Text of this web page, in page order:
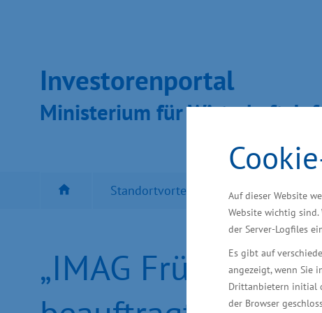
Auf dieser Website
Website wichtig sind.
der Server-Logfiles
Es gibt auf
angezeigt, wenn Sie
Drittanbietern initial
der Browser
Inves­toren­por­tal
Ministeri­um für Wirt­schaft,
Standortvorteil MV Besten
„IMAG